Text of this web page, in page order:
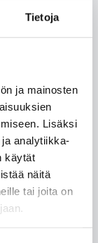
Tietoja
ja mainosten
Lisäksi
analytiikka-
käytät
näitä
tai joita on